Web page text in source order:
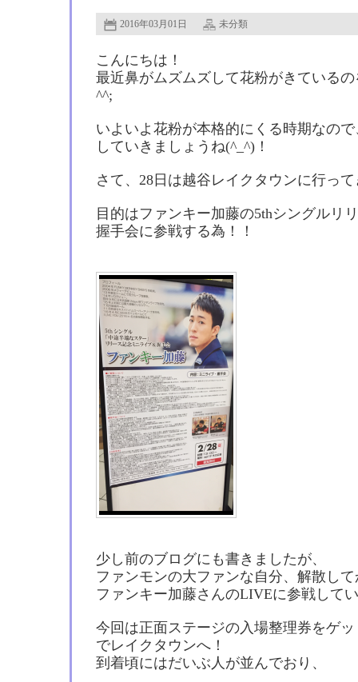
2016年03月01日 未分類
こんにちは！
最近鼻がムズムズして花粉がきている
^^;
いよいよ花粉が本格的にくる時期なの
していきましょうね(^_^)！
さて、28日は越谷レイクタウンに行っ
目的はファンキー加藤の5thシングルリ
握手会に参戦する為！！
少し前のブログにも書きましたが、
ファンモンの大ファンな自分、解散し
ファンキー加藤さんのLIVEに参戦して
今回は正面ステージの入場整理券をゲ
でレイクタウンへ！
到着頃にはだいぶ人が並んでおり、